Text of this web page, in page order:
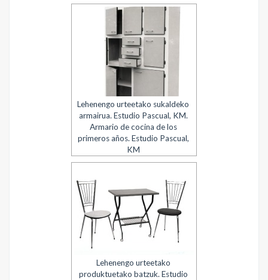
Lehenengo urteetako sukaldeko
armairua. Estudio Pascual, KM.
Armario de cocina de los
primeros años. Estudio Pascual,
KM
Lehenengo urteetako
produktuetako batzuk. Estudio